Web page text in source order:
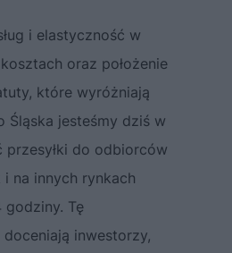
i elastyczność w
oraz położenie
które wyróżniają
Śląska jesteśmy dziś w
przesyłki do odbiorców
na innych rynkach
godziny. Tę
inwestorzy,